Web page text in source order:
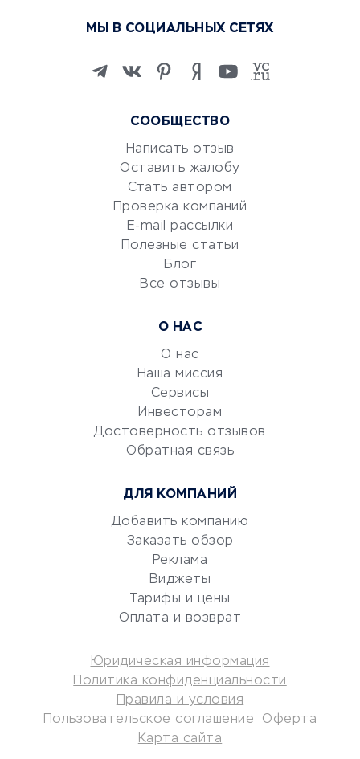
Изучение иностранных
Маркетинг и продажи
Репетиторство
Красота и здоровье
Сервисы по поиску работы
Сетевой маркетинг
УСЛУГИ ДЛЯ БИЗНЕСА
документооборот
Юридические компании
Аудиторские компании
Бухгалтерия онлайн
Потребительские кредиты
Кредитные карты
Дебетовые карты
Микрофинансовые
СООБЩЕСТВО
Написать отзыв
Оставить жалобу
Стать автором
Проверка компаний
E-mail рассылки
Полезные статьи
Блог
Все отзывы
О НАС
О нас
Наша миссия
Сервисы
Инвесторам
Достоверность отзывов
Обратная связь
ДЛЯ КОМПАНИЙ
Добавить компанию
Заказать обзор
Реклама
Виджеты
Тарифы и цены
Оплата и возврат
МЫ В СОЦИАЛЬНЫХ СЕТЯХ
Юридическая информация
Политика конфиденциальности
Правила и условия
Пользовательское соглашение
Оферта
Карта сайта